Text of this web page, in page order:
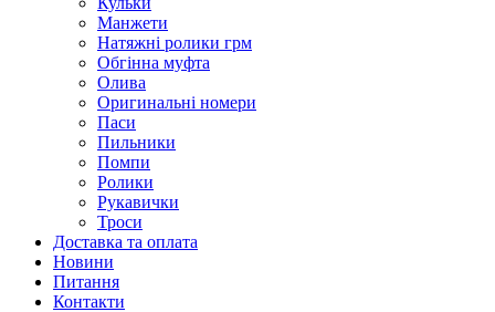
Манжети
Натяжні ролики грм
Обгінна муфта
Олива
Оригинальні номери
Паси
Пильники
Помпи
Ролики
Рукавички
Троси
Доставка та оплата
Новини
Питання
Контакти